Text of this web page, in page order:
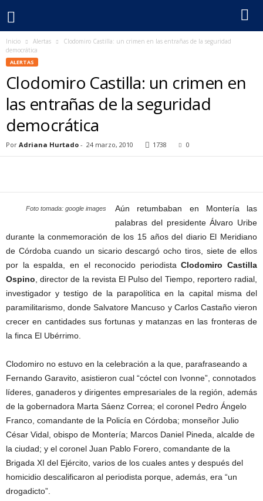
Inicio Alertas
Clodomiro Castilla: un crimen en las entrañas de la seguridad
democrática
ALERTAS
Clodomiro Castilla: un crimen en
las entrañas de la seguridad
democrática
Por Adriana Hurtado - 24 marzo, 2010 1738 0
Foto tomada: google images
Aún retumbaban en Montería las
palabras del presidente Álvaro Uribe
durante la conmemoración de los 15 años del diario El Meridiano
de Córdoba cuando un sicario descargó ocho tiros, siete de ellos
por la espalda, en el reconocido periodistaClodomiro Castilla
Ospino , director de la revista El Pulso del Tiempo, reportero radial,
investigador y testigo de la parapolítica en la capital misma del
paramilitarismo, donde Salvatore Mancuso y Carlos Castaño vieron
crecer en cantidades sus fortunas y matanzas en las fronteras de
la finca El Ubérrimo.
Clodomiro no estuvo en la celebración a la que, parafraseando a
Fernando Garavito, asistieron cual “cóctel con Ivonne”, connotados
líderes, ganaderos y dirigentes empresariales de la región, además
de la gobernadora Marta Sáenz Correa; el coronel Pedro Ángelo
Franco, comandante de la Policía en Córdoba; monseñor Julio
César Vidal, obispo de Montería; Marcos Daniel Pineda, alcalde de
la ciudad; y el coronel Juan Pablo Forero, comandante de la
Brigada XI del Ejército, varios de los cuales antes y después del
homicidio descalificaron al periodista porque, además, era “un
drogadicto”.